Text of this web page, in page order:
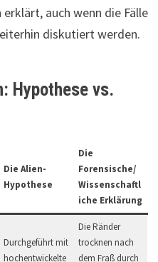
auch wenn die Fälle
diskutiert werden.
Hypothese vs.
Die Alien-
Hypothese
Die
Forensische/
Wissenschaftl
iche Erklärung
Durchgeführt mit
hochentwickelte
Die Ränder
trocknen nach
dem Fraß durch